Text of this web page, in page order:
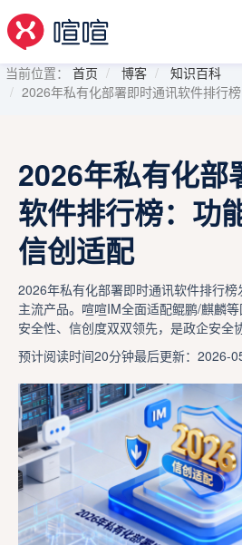
当前位置： 首页 博客
知识百科
2026年私有化部署即时通讯软件排行
2026年私有化部
软件排行榜：功
信创适配
2026年私有化部署即时通讯软件排行
主流产品。喧喧IM全面适配鲲鹏/麒麟等
安全性、信创度双双领先，是政企安全
预计阅读时间20分钟最后更新：2026-